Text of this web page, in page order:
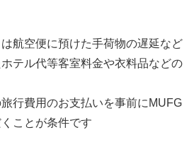
航空便に預けた手荷物の遅延など
テル代等客室料金や衣料品などの
行費用のお支払いを事前にMUFG
ことが条件です